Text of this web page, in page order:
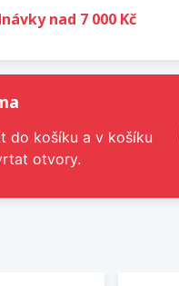
nad 7 000 Kč
do košíku a v košíku
otvory.